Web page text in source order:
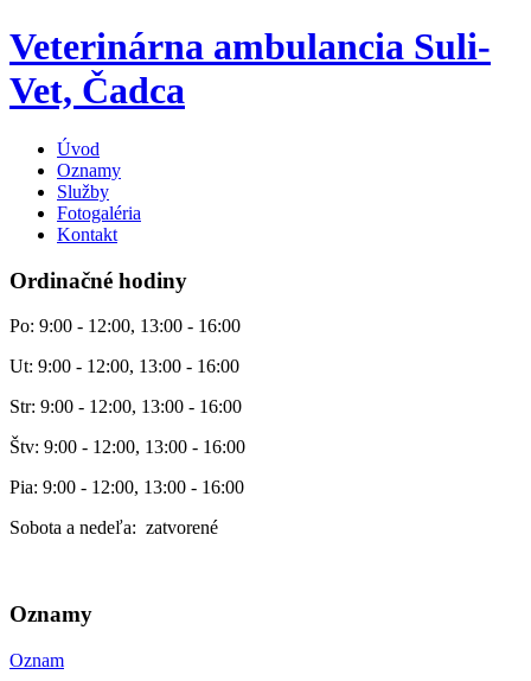
Veterinárna ambulancia Suli-
Vet, Čadca
Úvod
Oznamy
Služby
Fotogaléria
Kontakt
Ordinačné hodiny
Po: 9:00 - 12:00, 13:00 - 16:00
Ut: 9:00 - 12:00, 13:00 - 16:00
Str: 9:00 - 12:00, 13:00 - 16:00
Štv: 9:00 - 12:00, 13:00 - 16:00
Pia: 9:00 - 12:00, 13:00 - 16:00
Sobota a nedeľa: zatvorené
Oznamy
Oznam